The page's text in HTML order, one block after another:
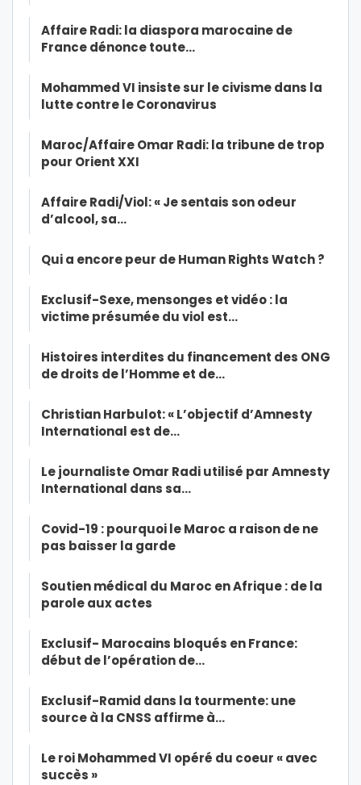
Affaire Radi: la diaspora marocaine de
France dénonce toute…
Mohammed VI insiste sur le civisme dans la
lutte contre le Coronavirus
Maroc/Affaire Omar Radi: la tribune de trop
pour Orient XXI
Affaire Radi/Viol: « Je sentais son odeur
d’alcool, sa…
Qui a encore peur de Human Rights Watch ?
Exclusif-Sexe, mensonges et vidéo : la
victime présumée du viol est…
Histoires interdites du financement des ONG
de droits de l’Homme et de…
Christian Harbulot: « L’objectif d’Amnesty
International est de…
Le journaliste Omar Radi utilisé par Amnesty
International dans sa…
Covid-19 : pourquoi le Maroc a raison de ne
pas baisser la garde
Soutien médical du Maroc en Afrique : de la
parole aux actes
Exclusif- Marocains bloqués en France:
début de l’opération de…
Exclusif-Ramid dans la tourmente: une
source à la CNSS affirme à…
Le roi Mohammed VI opéré du coeur « avec
succès »